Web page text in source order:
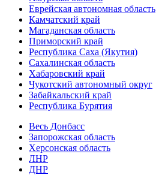
Еврейская автономная область
Камчатский край
Магаданская область
Приморский край
Республика Саха (Якутия)
Сахалинская область
Хабаровский край
Чукотский автономный округ
Забайкальский край
Республика Бурятия
Весь Донбасс
Запорожская область
Херсонская область
ЛНР
ДНР